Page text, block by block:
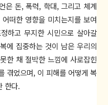
은 돈, 폭력, 학대, 그리고 체계
떠한 영향을 미치는지를 보여
하고 무지한 시민으로 살아갈
에 집중하는 것이 남은 우리의
한 채 절박한 느낌에 사로잡힌
겪었으며, 이 피해를 어떻게 복
한다.